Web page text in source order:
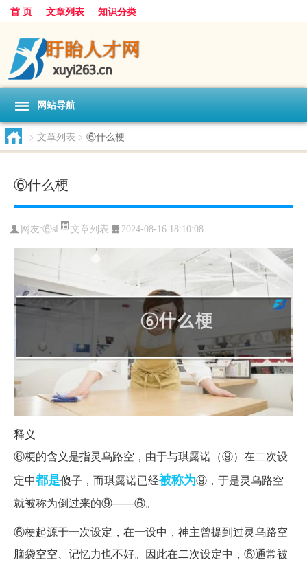
首 页 文章列表 知识分类
网站导航
> 文章列表 > ⑥什么梗
⑥什么梗
网友:⑥sl 文章列表 2024-08-16 18:10:08
释义
⑥梗的含义是指灵乌路空，由于与琪露诺（⑨）在二次设
定中都是傻子，而琪露诺已经被称为⑨，于是灵乌路空
就被称为倒过来的⑨——⑥。
⑥梗起源于一次设定，在一设中，神主曾提到过灵乌路空
脑袋空空、记忆力也不好。因此在二次设定中，⑥通常被